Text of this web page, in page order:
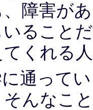
障害が
いること
くれる
通って
んなこ